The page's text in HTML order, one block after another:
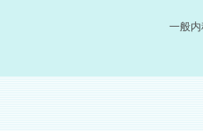
一般